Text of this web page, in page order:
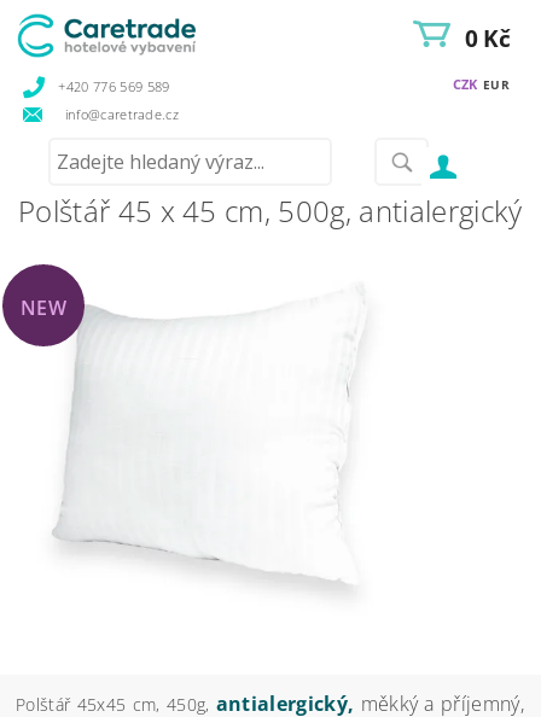
+420 776 569 589
info@caretrade.cz
CZK EUR
0 Kč
Polštář 45 x 45 cm, 500g, antialergický
NEW
Polštář 45x45 cm, 450g, antialergický, měkký a příjemný,